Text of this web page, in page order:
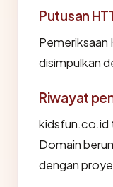
Putusan
Pemeriksaan
disimpulkan
Riwayat
kidsfun.co.id
Domain
dengan